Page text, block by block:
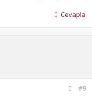
Cevapla
#9